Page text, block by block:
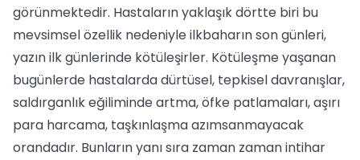
görünmektedir. Hastaların yaklaşık dörtte biri bu
mevsimsel özellik nedeniyle ilkbaharın son günleri,
yazın ilk günlerinde kötüleşirler. Kötüleşme yaşanan
bugünlerde hastalarda dürtüsel, tepkisel davranışlar,
saldırganlık eğiliminde artma, öfke patlamaları, aşırı
para harcama, taşkınlaşma azımsanmayacak
orandadır. Bunların yanı sıra zaman zaman intihar